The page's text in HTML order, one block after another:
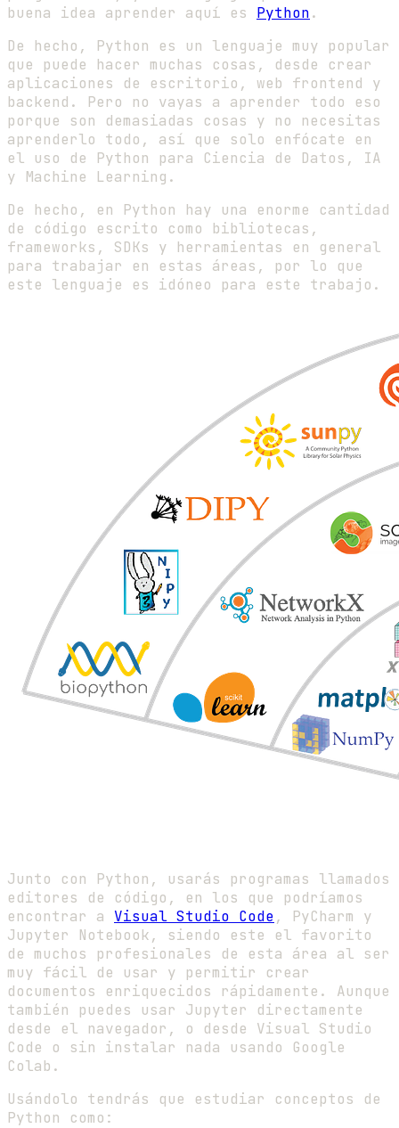
buena idea aprender aquí es Python.
De hecho, Python es un lenguaje muy popular
que puede hacer muchas cosas, desde crear
aplicaciones de escritorio, web frontend y
backend. Pero no vayas a aprender todo eso
porque son demasiadas cosas y no necesitas
aprenderlo todo, así que solo enfócate en
el uso de Python para Ciencia de Datos, IA
y Machine Learning.
De hecho, en Python hay una enorme cantidad
de código escrito como bibliotecas,
frameworks, SDKs y herramientas en general
para trabajar en estas áreas, por lo que
este lenguaje es idóneo para este trabajo.
Junto con Python, usarás programas llamados
editores de código, en los que podríamos
encontrar a Visual Studio Code, PyCharm y
Jupyter Notebook, siendo este el favorito
de muchos profesionales de esta área al ser
muy fácil de usar y permitir crear
documentos enriquecidos rápidamente. Aunque
también puedes usar Jupyter directamente
desde el navegador, o desde Visual Studio
Code o sin instalar nada usando Google
Colab.
Usándolo tendrás que estudiar conceptos de
Python como: